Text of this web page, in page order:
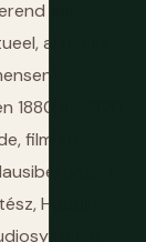
een
artistiek
en 1920
film en
begint
Houdini,